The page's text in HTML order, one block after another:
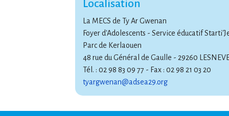
Localisation
La MECS de Ty Ar Gwenan
Foyer d'Adolescents - Service éducatif
Parc de Kerlaouen
48 rue du Général de Gaulle - 29260
Tél. : 02 98 83 09 77 - Fax : 02 98 21 03 20
tyargwenan@adsea29.org